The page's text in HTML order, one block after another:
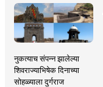
नुकत्याच संपन्न झालेल्या
शिवराज्याभिषेक दिनाच्या
सोहळ्याला दुर्गराज